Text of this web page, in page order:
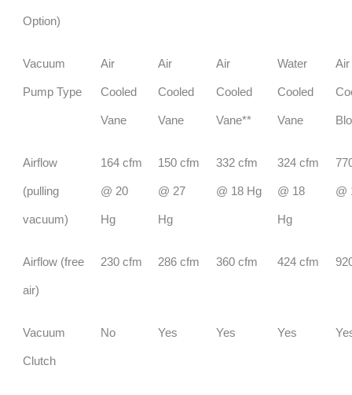
Option)
Vacuum
Pump Type
Air
Cooled
Vane
Air
Cooled
Vane
Air
Cooled
Vane**
Water
Cooled
Vane
Air
Airflow
(pulling
vacuum)
164 cfm
@ 20
Hg
150 cfm
@ 27
Hg
332 cfm
@ 18 Hg
324 cfm
@ 18
Hg
@
Airflow (free
air)
230 cfm 286 cfm 360 cfm 424 cfm
Vacuum
Clutch
No Yes Yes Yes